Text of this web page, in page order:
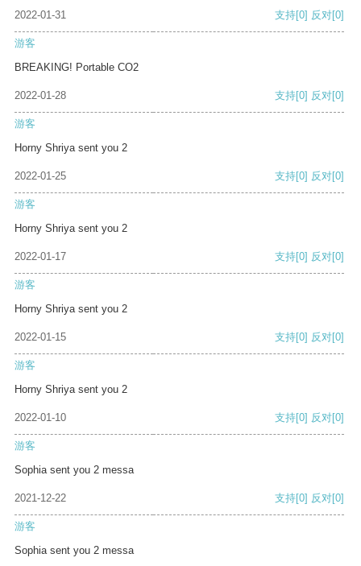
2022-01-31 支持[0] 反对[0]
游客
BREAKING! Portable CO2
2022-01-28 支持[0] 反对[0]
游客
Horny Shriya sent you 2
2022-01-25 支持[0] 反对[0]
游客
Horny Shriya sent you 2
2022-01-17 支持[0] 反对[0]
游客
Horny Shriya sent you 2
2022-01-15 支持[0] 反对[0]
游客
Horny Shriya sent you 2
2022-01-10 支持[0] 反对[0]
游客
Sophia sent you 2 messa
2021-12-22 支持[0] 反对[0]
游客
Sophia sent you 2 messa